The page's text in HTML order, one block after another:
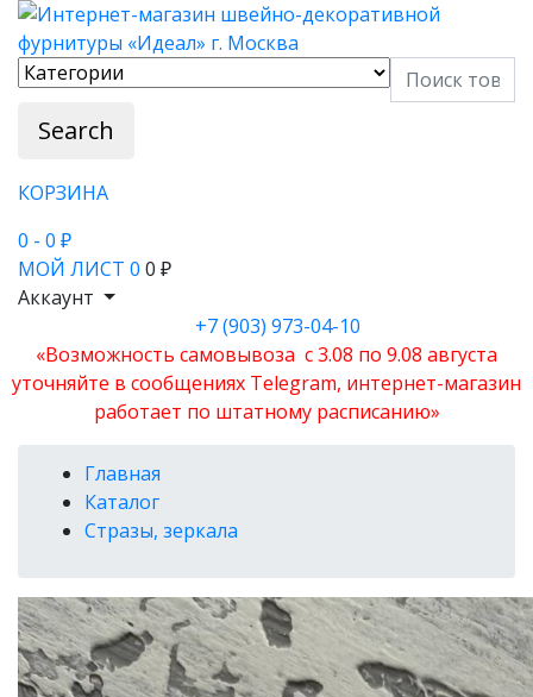
Search
КОРЗИНА
0 - 0 ₽
МОЙ ЛИСТ 0 0 ₽
Аккаунт
+7 (903) 973-04-10
«Возможность самовывоза с 3.08 по 9.08 августа
уточняйте в сообщениях Telegram, интернет-магазин
работает по штатному расписанию»
Главная
Каталог
Стразы, зеркала